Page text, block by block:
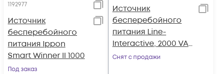
1192977
Источник
бесперебойного
питания Ippon
Smart Winner II 1000
Под заказ
Источник
бесперебойного
питания Line-
Interactive, 2000 VA,
без встроенных АКБ
Снят с продажи